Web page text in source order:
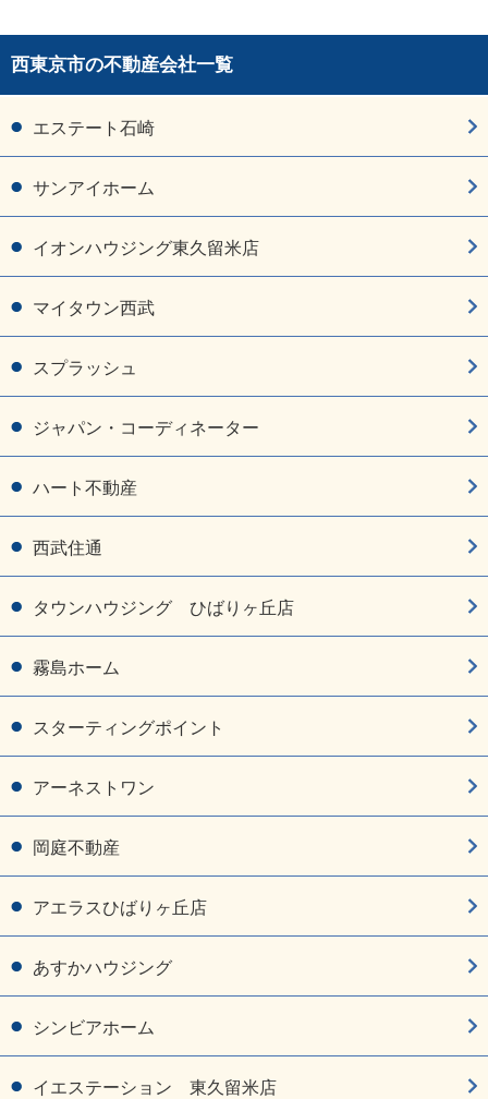
西東京市の不動産会社一覧
エステート石崎
サンアイホーム
イオンハウジング東久留米店
マイタウン西武
スプラッシュ
ジャパン・コーディネーター
ハート不動産
西武住通
タウンハウジング ひばりヶ丘店
霧島ホーム
スターティングポイント
アーネストワン
岡庭不動産
アエラスひばりヶ丘店
あすかハウジング
シンビアホーム
イエステーション 東久留米店